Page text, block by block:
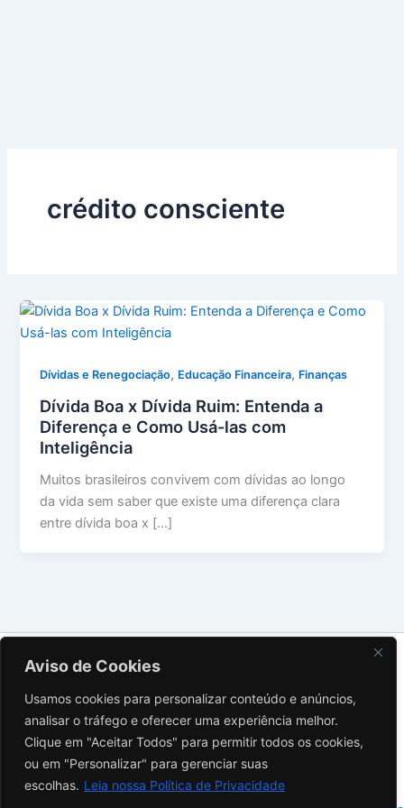
Aviso de Cookies
Usamos cookies para personalizar conteúdo e anúncios,
analisar o tráfego e oferecer uma experiência melhor.
Clique em "Aceitar Todos" para permitir todos os cookies,
ou em "Personalizar" para gerenciar suas
escolhas. Leia nossa Política de Privacidade
crédito consciente
Dívidas e Renegociação, Educação Financeira, Finanças
Dívida Boa x Dívida Ruim: Entenda a
Diferença e Como Usá-las com
Inteligência
Muitos brasileiros convivem com dívidas ao longo
da vida sem saber que existe uma diferença clara
entre dívida boa x […]
Política de Privacidade
Termos de Uso
Aviso Legal
Instagram